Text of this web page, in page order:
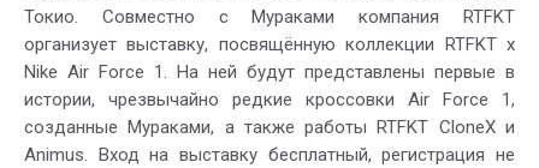
Токио. Совместно с Мураками компания RTFKT
организует выставку, посвящённую коллекции RTFKT x
Nike Air Force 1. На ней будут представлены первые в
истории, чрезвычайно редкие кроссовки Air Force 1,
созданные Мураками, а также работы RTFKT CloneX и
Animus. Вход на выставку бесплатный, регистрация не